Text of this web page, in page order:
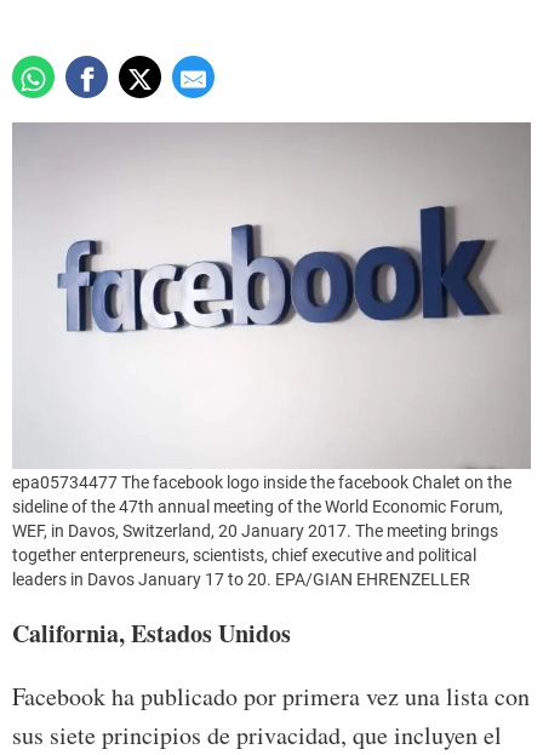
epa05734477 The facebook logo inside the facebook Chalet on the
sideline of the 47th annual meeting of the World Economic Forum,
WEF, in Davos, Switzerland, 20 January 2017. The meeting brings
together enterpreneurs, scientists, chief executive and political
leaders in Davos January 17 to 20. EPA/GIAN EHRENZELLER
California, Estados Unidos
Facebook ha publicado por primera vez una lista con
sus siete principios de privacidad, que incluyen el